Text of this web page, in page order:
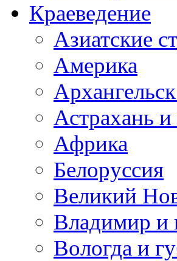
Краеведение
Азиатские
Америка
Астрахань
Африка
Белоруссия
Великий
Владимир и
Вологда и